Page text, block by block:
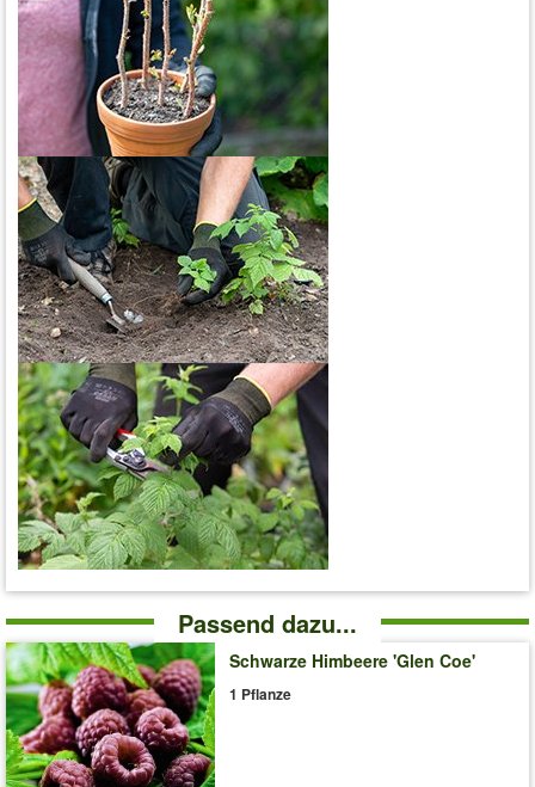
Passend dazu...
Schwarze Himbeere 'Glen Coe'
1 Pflanze